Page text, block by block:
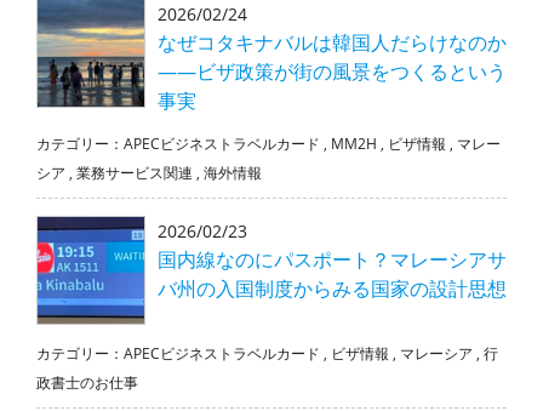
2026/02/24
なぜコタキナバルは韓国人だらけなのか
――ビザ政策が街の風景をつくるという
事実
カテゴリー： APECビジネストラベルカード , MM2H , ビザ情報 , マレー
シア , 業務サービス関連 , 海外情報
2026/02/23
国内線なのにパスポート？マレーシアサ
バ州の入国制度からみる国家の設計思想
カテゴリー： APECビジネストラベルカード , ビザ情報 , マレーシア , 行
政書士のお仕事